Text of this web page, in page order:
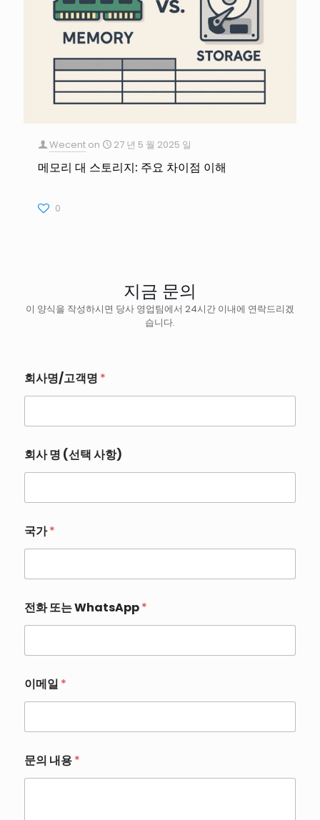
Wecent on 27 년 5 월 2025 일
메모리 대 스토리지: 주요 차이점 이해
0
지금 문의
이 양식을 작성하시면 당사 영업팀에서 24시간 이내에 연락드리겠
습니다.
회사명/고객명 *
회사 명 (선택 사항)
국가*
전화 또는 WhatsApp*
이메일 *
또
는
문의 내용*